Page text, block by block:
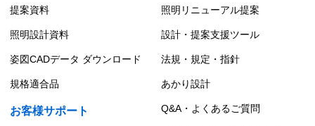
提案資料 照明リニューアル提案
照明設計資料 設計・提案支援ツール
姿図CADデータ ダウンロード 法規・規定・指針
規格適合品 あかり設計
お客様サポート Q&A・よくあるご質問